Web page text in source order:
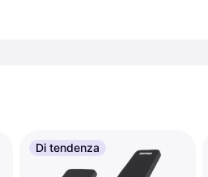
Di tendenza